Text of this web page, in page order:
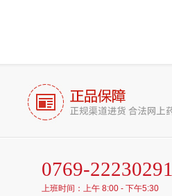
0769-22230291
上班时间：上午 8:00 - 下午5:30